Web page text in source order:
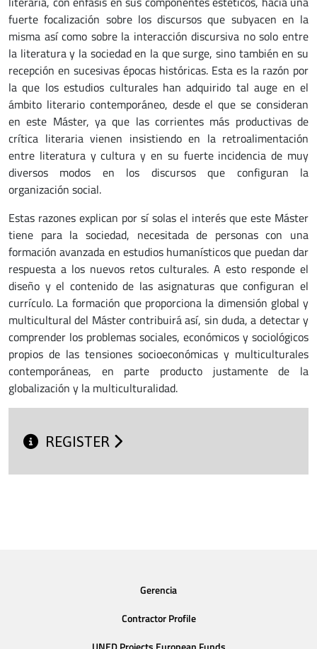
fuerte focalización sobre los discursos que subyacen en la
misma así como sobre la interacción discursiva no solo entre
la literatura y la sociedad en la que surge, sino también en su
recepción en sucesivas épocas históricas. Esta es la razón por
la que los estudios culturales han adquirido tal auge en el
ámbito literario contemporáneo, desde el que se consideran
en este Máster, ya que las corrientes más productivas de
crítica literaria vienen insistiendo en la retroalimentación
entre literatura y cultura y en su fuerte incidencia de muy
diversos modos en los discursos que configuran la
organización social.
Estas razones explican por sí solas el interés que este Máster
tiene para la sociedad, necesitada de personas con una
formación avanzada en estudios humanísticos que puedan dar
respuesta a los nuevos retos culturales. A esto responde el
diseño y el contenido de las asignaturas que configuran el
currículo. La formación que proporciona la dimensión global y
multicultural del Máster contribuirá así, sin duda, a detectar y
comprender los problemas sociales, económicos y sociológicos
propios de las tensiones socioeconómicas y multiculturales
contemporáneas, en parte producto justamente de la
globalización y la multiculturalidad.
REGISTER
Gerencia
Contractor Profile